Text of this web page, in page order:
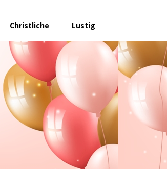
Christliche Lustig